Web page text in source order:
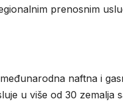
prenosnim
naftna i
u više od 30